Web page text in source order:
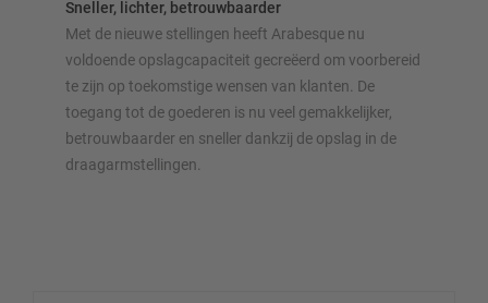
Sneller, lichter, betrouwbaarder
Met de nieuwe stellingen heeft Arabesque nu
voldoende opslagcapaciteit gecreëerd om voorbereid
te zijn op toekomstige wensen van klanten. De
toegang tot de goederen is nu veel gemakkelijker,
betrouwbaarder en sneller dankzij de opslag in de
draagarmstellingen.